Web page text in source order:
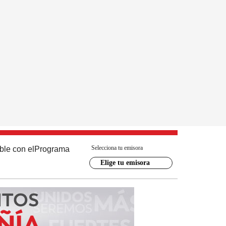
con el Programa Selecciona tu emisora
Elige tu emisora